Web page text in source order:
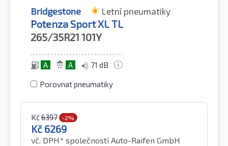
Bridgestone Letní pneumatiky
Potenza Sport XL TL
265/35R21 101Y
A A 71 dB
Porovnat pneumatiky
Kč6397 -2%
Kč 6269
vč. DPH* společností Auto-Raifen GmbH